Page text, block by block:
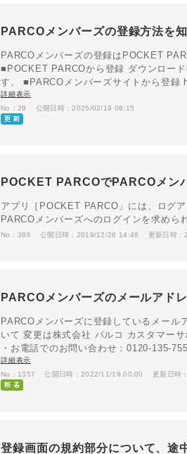
PARCOメンバーズの登録方法を
PARCOメンバーズの登録はPOCKET
■POCKET PARCOから登録 ダウンロー
す。 ■PARCOメンバーズサイトから登
詳細表示
No：28
公開日時：2025/02/19 08:15
POCKET PARCOでPARCOメン
アプリ［POCKET PARCO」には、ログ
PARCOメンバーズへのログインを求め
No：386
公開日時：2019/12/26 14:46 更新日時
PARCOメンバーズのメールアド
PARCOメンバーズに登録しているメー
いて 変更は株式会社 パルコ カスタマー
・お電話でのお問い合わせ：0120-135-
詳細表示
No：1357
公開日時：2022/11/19 00:00 更新日時
登録画面の規約部分について、途